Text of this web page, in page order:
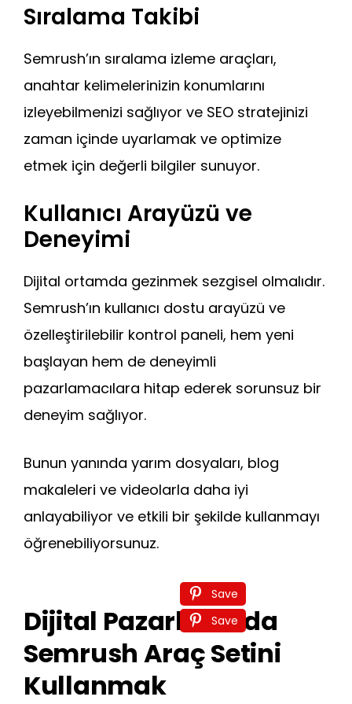
Sıralama Takibi
Semrush’ın sıralama izleme araçları,
anahtar kelimelerinizin konumlarını
izleyebilmenizi sağlıyor ve SEO stratejinizi
zaman içinde uyarlamak ve optimize
etmek için değerli bilgiler sunuyor.
Kullanıcı Arayüzü ve
Deneyimi
Dijital ortamda gezinmek sezgisel olmalıdır.
Semrush’ın kullanıcı dostu arayüzü ve
özelleştirilebilir kontrol paneli, hem yeni
başlayan hem de deneyimli
pazarlamacılara hitap ederek sorunsuz bir
deneyim sağlıyor.
Bunun yanında yarım dosyaları, blog
makaleleri ve videolarla daha iyi
anlayabiliyor ve etkili bir şekilde kullanmayı
öğrenebiliyorsunuz.
Save
Save
Dijital Pazarlamada
Semrush Araç Setini
Kullanmak